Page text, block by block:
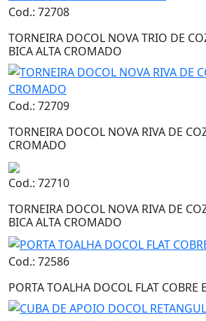
Cod.: 72708
TORNEIRA DOCOL NOVA TRIO DE
BICA ALTA CROMADO
Cod.: 72709
TORNEIRA DOCOL NOVA RIVA DE
CROMADO
Cod.: 72710
TORNEIRA DOCOL NOVA RIVA DE
BICA ALTA CROMADO
Cod.: 72586
PORTA TOALHA DOCOL FLAT COBRE